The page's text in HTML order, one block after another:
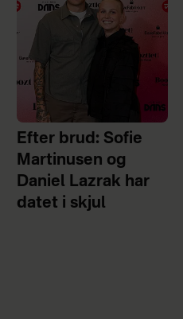
Efter brud: Sofie
Martinusen og
Daniel Lazrak har
datet i skjul